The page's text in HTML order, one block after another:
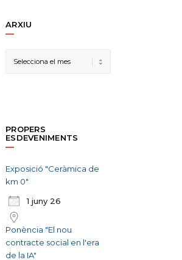
ARXIU
PROPERS
ESDEVENIMENTS
Exposició "Ceràmica de
km 0"
1 juny 26
Ponència "El nou
contracte social en l'era
de la IA"